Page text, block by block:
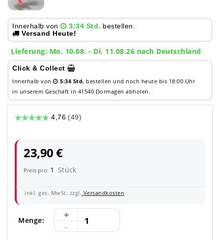
Innerhalb von 3:34 Std. bestellen.
Versand Heute!
Lieferung: Mo. 10.08. - Di. 11.08.26 nach Deutschland
Click & Collect
Innerhalb von 5:34 Std. bestellen und noch heute bis 18:00 Uhr
in unserem Geschäft in 41540 Dormagen abholen.
23,90 €
Preis pro: 1 Stück
inkl. ges. MwSt. zzgl. Versandkosten
Menge: